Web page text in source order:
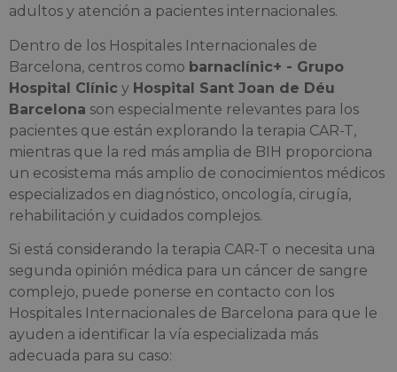
adultos y atención a pacientes internacionales.
Dentro de los Hospitales Internacionales de
Barcelona, centros como barnaclínic+ - Grupo
Hospital Clínic y Hospital Sant Joan de Déu
Barcelona son especialmente relevantes para los
pacientes que están explorando la terapia CAR-T,
mientras que la red más amplia de BIH proporciona
un ecosistema más amplio de conocimientos médicos
especializados en diagnóstico, oncología, cirugía,
rehabilitación y cuidados complejos.
Si está considerando la terapia CAR-T o necesita una
segunda opinión médica para un cáncer de sangre
complejo, puede ponerse en contacto con los
Hospitales Internacionales de Barcelona para que le
ayuden a identificar la vía especializada más
adecuada para su caso: